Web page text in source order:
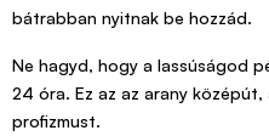
bátrabban nyitnak be hozzád.
Ne hagyd, hogy a lassúságod
24 óra. Ez az az arany középút,
profizmust.